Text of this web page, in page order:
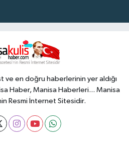
ve en doğru haberlerinin yer aldığı
Haber, Manisa Haberleri... Manisa
Resmi İnternet Sitesidir.